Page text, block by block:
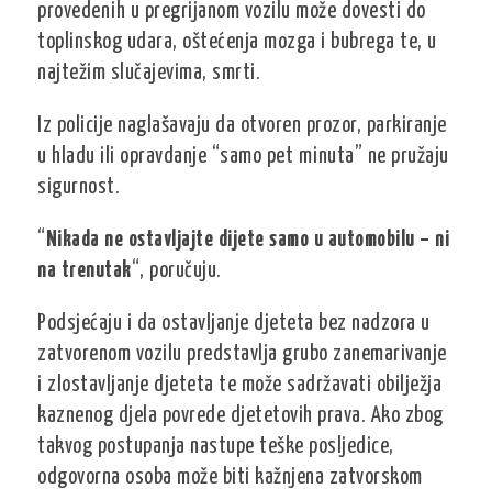
provedenih u pregrijanom vozilu može dovesti do
toplinskog udara, oštećenja mozga i bubrega te, u
najtežim slučajevima, smrti.
Iz policije naglašavaju da otvoren prozor, parkiranje
u hladu ili opravdanje “samo pet minuta” ne pružaju
sigurnost.
“ Nikada ne ostavljajte dijete samo u automobilu – ni
na trenutak“, poručuju.
Podsjećaju i da ostavljanje djeteta bez nadzora u
zatvorenom vozilu predstavlja grubo zanemarivanje
i zlostavljanje djeteta te može sadržavati obilježja
kaznenog djela povrede djetetovih prava. Ako zbog
takvog postupanja nastupe teške posljedice,
odgovorna osoba može biti kažnjena zatvorskom